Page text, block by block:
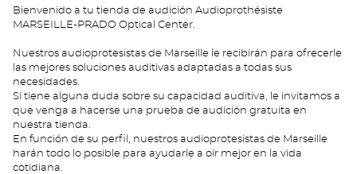
Bienvenido a tu tienda de audición Audioprothésiste
MARSEILLE-PRADO Optical Center.
Nuestros audioprotesistas de Marseille le recibirán para ofrecerle
las mejores soluciones auditivas adaptadas a todas sus
necesidades.
Si tiene alguna duda sobre su capacidad auditiva, le invitamos a
que venga a hacerse una prueba de audición gratuita en
nuestra tienda.
En función de su perfil, nuestros audioprotesistas de Marseille
harán todo lo posible para ayudarle a oír mejor en la vida
cotidiana.